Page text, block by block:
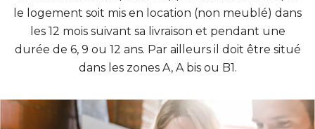
le logement soit mis en location (non meublé) dans
les 12 mois suivant sa livraison et pendant une
durée de 6, 9 ou 12 ans. Par ailleurs il doit être situé
dans les zones A, A bis ou B1.